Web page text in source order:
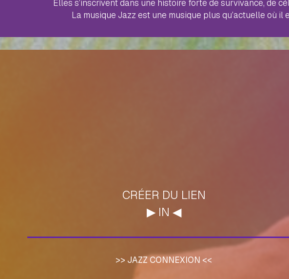
Elles s’inscrivent dans une histoire forte de survivance, de
La musique Jazz est une musique plus qu’actuelle où
CRÉER DU LIEN
▶︎ IN ◀︎
>> JAZZ CONNEXION <<